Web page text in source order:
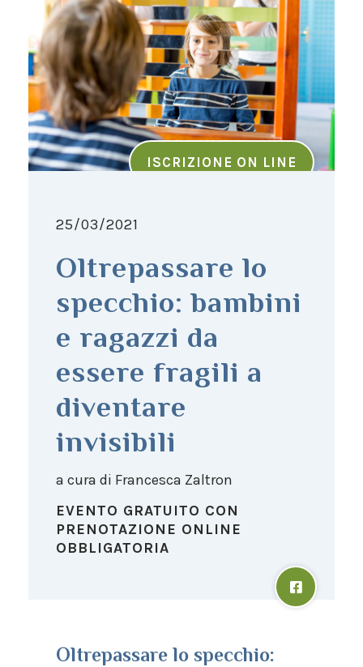
ISCRIZIONE ON LINE
25/03/2021
Oltrepassare lo
specchio: bambini
e ragazzi da
essere fragili a
diventare
invisibili
a cura di Francesca Zaltron
EVENTO GRATUITO CON
PRENOTAZIONE ONLINE
OBBLIGATORIA
Oltrepassare lo specchio: